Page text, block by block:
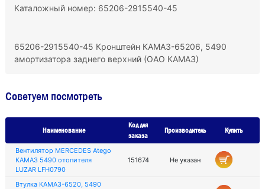
Каталожный номер: 65206-2915540-45
65206-2915540-45 Кронштейн КАМАЗ-65206, 5490
амортизатора заднего верхний (ОАО КАМАЗ)
Советуем посмотреть
Наименование
Код для
заказа
Производитель Купить
Вентилятор MERCEDES Atego
КАМАЗ 5490 отопителя
LUZAR LFH0790
151674 Не указан
Втулка КАМАЗ-6520, 5490